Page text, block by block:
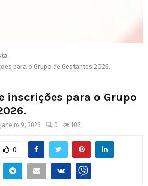
para o Grupo de Gestantes 2026.
inscrições para o Grupo
janeiro 9, 2026 0 106
0